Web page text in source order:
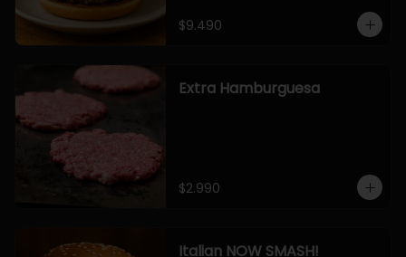
$9.490
Extra Hamburguesa
$2.990
Italian NOW SMASH!